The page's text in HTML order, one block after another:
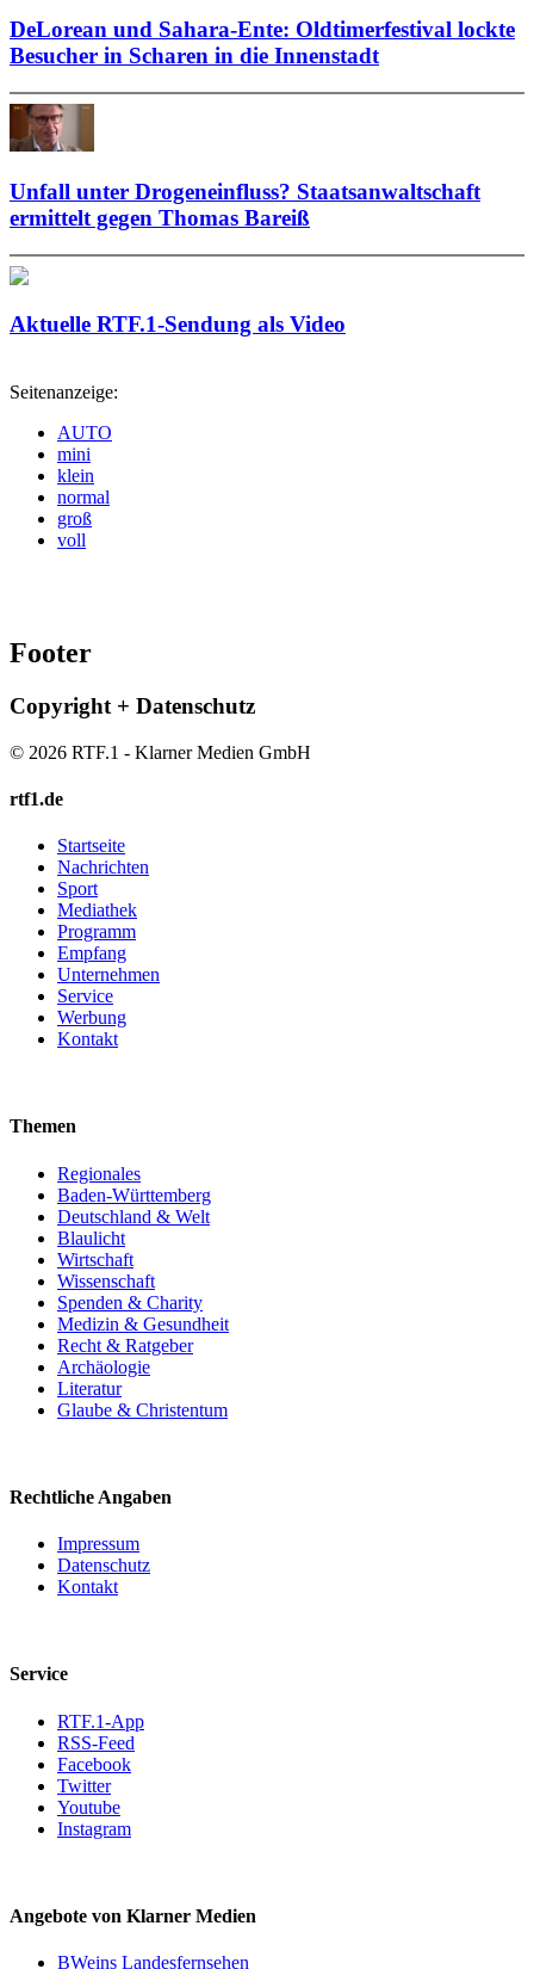
DeLorean und Sahara-Ente: Oldtimerfestival lockte
Besucher in Scharen in die Innenstadt
Unfall unter Drogeneinfluss? Staatsanwaltschaft
ermittelt gegen Thomas Bareiß
Aktuelle RTF.1-Sendung als Video
Seitenanzeige:
AUTO
mini
klein
normal
groß
voll
Footer
Copyright + Datenschutz
© 2026 RTF.1 - Klarner Medien GmbH
rtf1.de
Startseite
Nachrichten
Sport
Mediathek
Programm
Empfang
Unternehmen
Service
Werbung
Kontakt
Themen
Regionales
Baden-Württemberg
Deutschland & Welt
Blaulicht
Wirtschaft
Wissenschaft
Spenden & Charity
Medizin & Gesundheit
Recht & Ratgeber
Archäologie
Literatur
Glaube & Christentum
Rechtliche Angaben
Impressum
Datenschutz
Kontakt
Service
RTF.1-App
RSS-Feed
Facebook
Twitter
Youtube
Instagram
Angebote von Klarner Medien
BWeins Landesfernsehen